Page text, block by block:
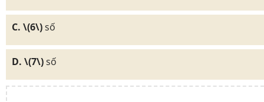
C. \(6\)số
D. \(7\)số